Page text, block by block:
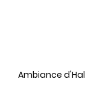
Ambiance